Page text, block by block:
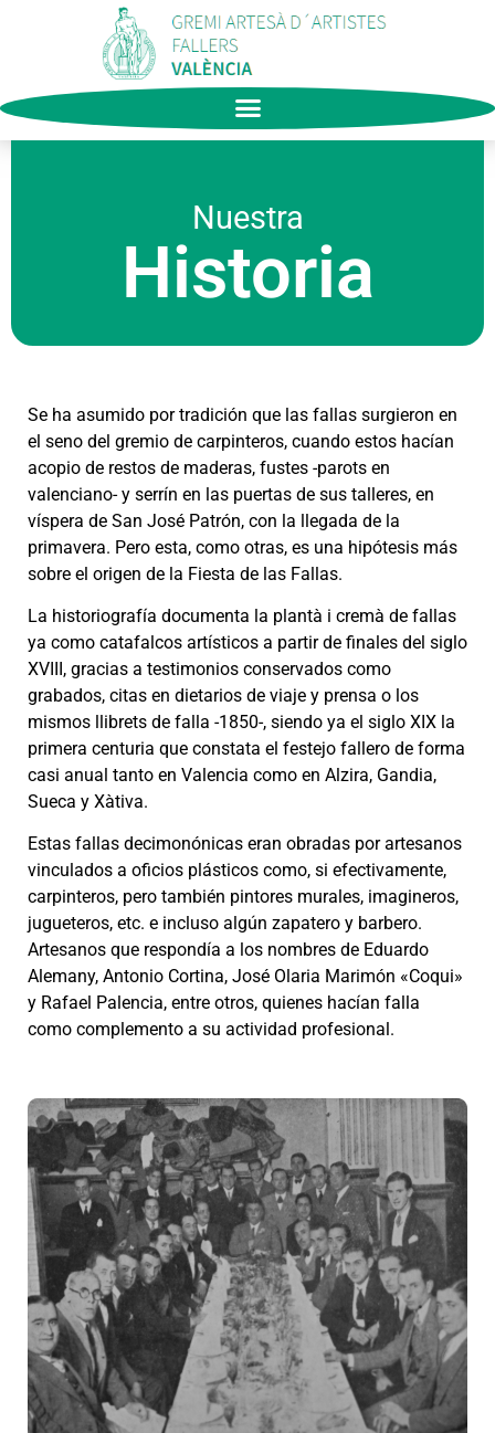
Nuestra
Historia
Se ha asumido por tradición que las fallas surgieron en
el seno del gremio de carpinteros, cuando estos hacían
acopio de restos de maderas, fustes -parots en
valenciano- y serrín en las puertas de sus talleres, en
víspera de San José Patrón, con la llegada de la
primavera. Pero esta, como otras, es una hipótesis más
sobre el origen de la Fiesta de las Fallas.
La historiografía documenta la plantà i cremà de fallas
ya como catafalcos artísticos a partir de finales del siglo
XVIII, gracias a testimonios conservados como
grabados, citas en dietarios de viaje y prensa o los
mismos llibrets de falla -1850-, siendo ya el siglo XIX la
primera centuria que constata el festejo fallero de forma
casi anual tanto en Valencia como en Alzira, Gandia,
Sueca y Xàtiva.
Estas fallas decimonónicas eran obradas por artesanos
vinculados a oficios plásticos como, si efectivamente,
carpinteros, pero también pintores murales, imagineros,
jugueteros, etc. e incluso algún zapatero y barbero.
Artesanos que respondía a los nombres de Eduardo
Alemany, Antonio Cortina, José Olaria Marimón «Coqui»
y Rafael Palencia, entre otros, quienes hacían falla
como complemento a su actividad profesional.